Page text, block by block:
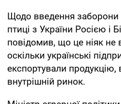
Щодо введення заборони
птиці з України Росією і
повідомив, що це ніяк не
оскільки українські
експортували
внутрішній ринок.